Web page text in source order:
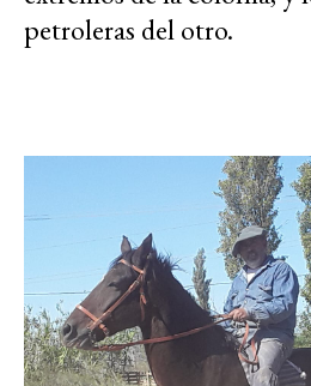
petroleras del otro.